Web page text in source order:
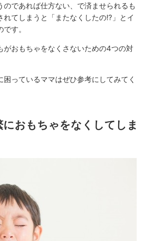
のであれば仕方ない、で済ませられるも
れてしまうと「またなくしたの!?」とイ
す。
がおもちゃをなくさないための4つの対
っているママはぜひ参考にしてみてく
におもちゃをなくしてしま